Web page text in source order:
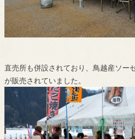
直売所も併設されており、鳥越産ソー
が販売されていました。